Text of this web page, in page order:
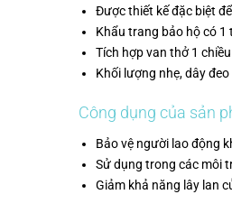
Được thiết kế đặc biệt
Khẩu trang bảo hộ có 1
Tích hợp van thở 1
Khối lượng nhẹ, dây
Công dụng của sản
Bảo vệ người lao động
Sử dụng trong các môi
Giảm khả năng lây lan